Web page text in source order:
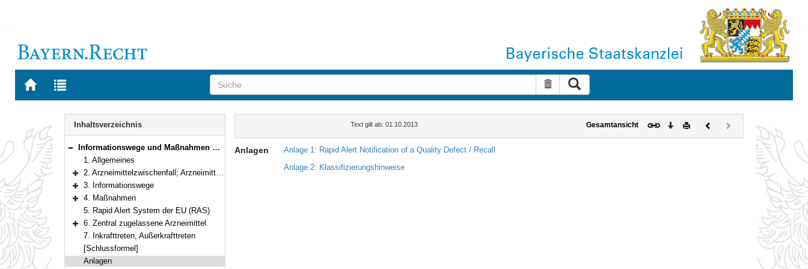
Zur
BAYERN.RECHT
Zur
letzten
Suche zurücksetzen
Navigation
Inhaltsverzeichnis
Bereich reduzieren
Informationswege und Maßnahmen bei Arzneimittelzwischenfällen
1. Allgemeines
Bereich erweitern
2. Arzneimittelzwischenfall; Arzneimittelrisiken
Bereich erweitern
3. Informationswege
Bereich erweitern
4. Maßnahmen
5. Rapid Alert System der EU (RAS)
Bereich erweitern
6. Zentral zugelassene Arzneimittel
7. Inkrafttreten, Außerkrafttreten
[Schlussformel]
Anlagen
Text gilt ab: 01.10.2013 Gesamtansicht Download
DruckenVorherigesNächstes
Dokument
(inaktiv)
Anlagen
Anlage 1: Rapid Alert Notification of a Quality Defect / Recall
Anlage 2: Klassifizierungshinweise